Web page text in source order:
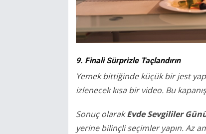
9. Finali Sürprizle Taçlandırın
Yemek bittiğinde küçük bir jest
izlenecek kısa bir video. Bu
Sonuç olarakEvde Sevgililer
yerine bilinçli seçimler yapın. Az